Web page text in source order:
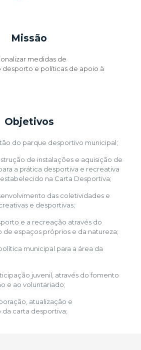
Missão
medidas de
e políticas de apoio à
Objetivos
do parque desportivo municipal;
de instalações e aquisição de
a prática desportiva e recreativa
na Carta Desportiva;
das coletividades e
e desportivas;
e a recreação através do
espaços próprios e da natureza;
municipal para a área da
juvenil, através do fomento
e ao voluntariado;
atualização e
carta desportiva;